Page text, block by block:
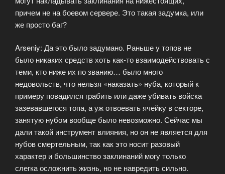
причем не на боевом сервере. Это такая задумка, или
же просто баг?
Arseniy: Да это было задумано. Раньше у топов не
было никаких средств хоть как-то взаимодействовать с
теми, кто ниже их по званию… было много
недовольств, что нельзя «наказать» нуба, который к
примеру повадился грабить или даже убивать войска
зазевавшегося топа, а уж отвоевать ячейку в секторе,
занятую нубом вообще было невозможно. Сейчас мы
дали такой инструмент влияния, но он не является для
нубов смертельным, так как это носит разовый
характер и большинство заклинаний могу только
слегка осложнить жизнь, но не навредить сильно.